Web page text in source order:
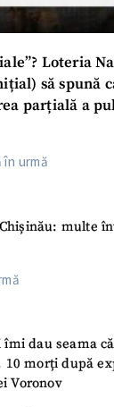
Loteria
să spună
parțială a
în urmă
multe
îmi dau seama
10 morți după
Voronov